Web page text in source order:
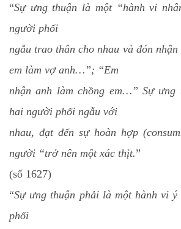
“Sự ưng thuận là một “hành vi
người phối
ngẫu trao thân cho nhau và đón
em làm vợ anh…”; “Em
nhận anh làm chồng em…” Sự ưng
hai người phối ngẫu với
nhau, đạt đến sự hoàn hợp
người “trở nên một xác thịt.”
(số 1627)
“Sự ưng thuận phải là một hành vi
phối